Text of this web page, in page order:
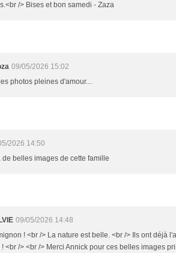
/> Bises et bon samedi - Zaza
09/05/2026 15:02
photos pleines d'amour...
2026 14:50
de belles images de cette famille
09/05/2026 14:48
! <br /> La nature est belle. <br /> Ils ont déjà
<br /> <br /> Merci Annick pour ces belles images